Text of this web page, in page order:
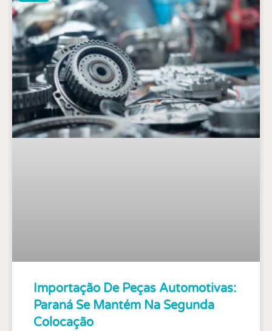
Importação De Peças Automotivas:
Paraná Se Mantém Na Segunda
Colocação